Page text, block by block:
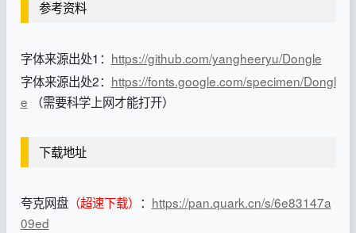
参考资料
字体来源出处1： https://github.com/yangheeryu/Dongle
字体来源出处2： https://fonts.google.com/specimen/Dongl
e （需要科学上网才能打开）
下载地址
夸克网盘（超速下载） ： https://pan.quark.cn/s/6e83147a
09ed